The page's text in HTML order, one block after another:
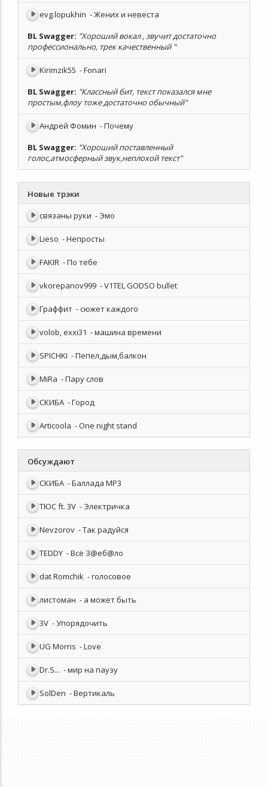
evg.lopukhin - Жених и невеста
BL Swagger: "Хороший вокал , звучит достаточно
профессионально, трек качественный "
Kirimzik55 - Fonari
BL Swagger: "Классный бит, текст показался мне
простым,флоу тоже достаточно обычный"
Андрей Фомин - Почему
BL Swagger: "Хороший поставленный
голос,атмосферный звук,неплохой текст"
Новые трэки
связаны руки - Эмо
Lieso - Непросты
FAKIR - По тебе
vkorepanov999 - V1TEL GODSO bullet
Граффит - сюжет каждого
volob, exxi31 - машина времени
SPICHKI - Пепел,дым,балкон
MiRa - Пару слов
СКИБА - Город
Articoola - One night stand
Обсуждают
СКИБА - Баллада MP3
ТЮС ft. 3V - Электричка
Nevzorov - Так радуйся
TEDDY - Всё З@еб@ло
dat Romchik - голосовое
листоман - а может быть
3V - Упорядочить
UG Morris - Love
Dr.S... - мир на паузу
SolDen - Вертикаль